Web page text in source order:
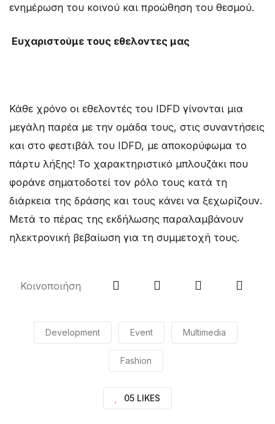
ενημέρωση του κοινού και προώθηση του θεσμού.
Ευχαριστούμε τους εθελοντες μας
Κάθε χρόνο οι εθελοντές του IDFD γίνονται μια
μεγάλη παρέα με την ομάδα τους, στις συναντήσεις
και στο φεστιβάλ του IDFD, με αποκορύφωμα το
πάρτυ λήξης! Το χαρακτηριστικό μπλουζάκι που
φοράνε σηματοδοτεί τον ρόλο τους κατά τη
διάρκεια της δράσης και τους κάνει να ξεχωρίζουν.
Μετά το πέρας της εκδήλωσης παραλαμβάνουν
ηλεκτρονική βεβαίωση για τη συμμετοχή τους.
Κοινοποιήση
Development Event Multimedia
Fashion
05 LIKES